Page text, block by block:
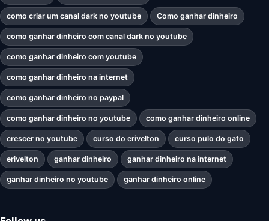
como criar um canal dark no youtube Como ganhar dinheiro
como ganhar dinheiro com canal dark no youtube
como ganhar dinheiro com youtube
como ganhar dinheiro na internet
como ganhar dinheiro no paypal
como ganhar dinheiro no youtube como ganhar dinheiro online
crescer no youtube curso do erivelton curso pulo do gato
erivelton ganhar dinheiro ganhar dinheiro na internet
ganhar dinheiro no youtube ganhar dinheiro online